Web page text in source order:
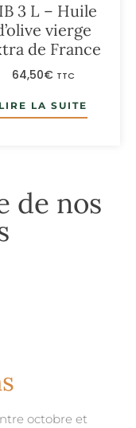
3 L – Huile
vierge
de France
64,50€ TTC
LIRE LA SUITE
de nos
octobre et